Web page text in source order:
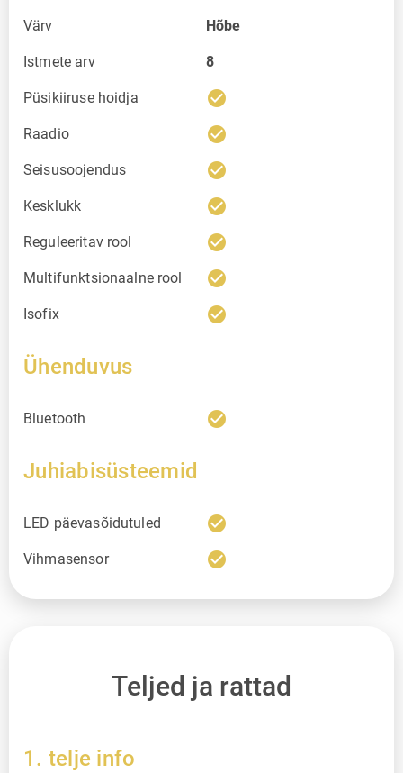
Värv Hõbe
Istmete arv 8
Püsikiiruse hoidja check_circle
Raadio check_circle
Seisusoojendus check_circle
Kesklukk check_circle
Reguleeritav rool check_circle
Multifunktsionaalne rool check_circle
Isofix check_circle
Ühenduvus
Bluetooth check_circle
Juhiabisüsteemid
LED päevasõidutuled check_circle
Vihmasensor check_circle
Teljed ja rattad
1. telje info